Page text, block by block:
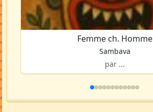
Femme ch. Homme
Sambava
par ...